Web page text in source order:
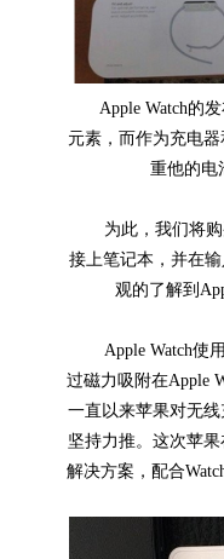
Apple Watch的发
元素，而作为充电
重他的电
为此，我们将购
接上笔记本，并在
观的了解到
Apple Watch使用
过磁力吸附在Apple
一直以来苹果对无
坚持力推。这次苹
解决方案，配合